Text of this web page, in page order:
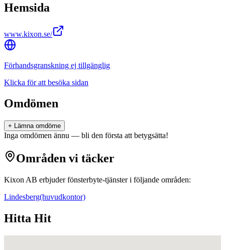
Hemsida
www.kixon.se/
Förhandsgranskning ej tillgänglig
Klicka för att besöka sidan
Omdömen
+ Lämna omdöme
Inga omdömen ännu — bli den första att betygsätta!
Områden vi täcker
Kixon AB erbjuderfönsterbyte-tjänster i följande områden:
Lindesberg(huvudkontor)
Hitta Hit